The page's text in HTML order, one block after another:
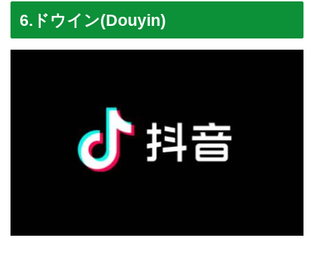
6.ドウイン(Douyin)